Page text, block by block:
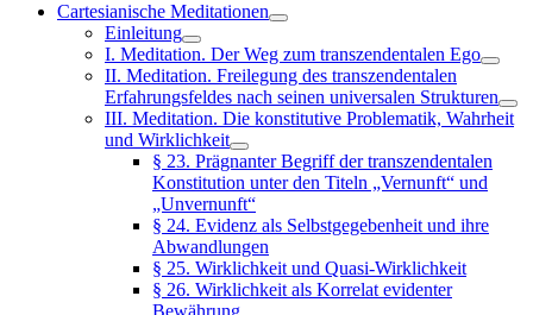
Cartesianische Meditationen
Einleitung
I. Meditation. Der Weg zum transzendentalen Ego
II. Meditation. Freilegung des transzendentalen
Erfahrungsfeldes nach seinen universalen Strukturen
III. Meditation. Die konstitutive Problematik, Wahrheit
und Wirklichkeit
§ 23. Prägnanter Begriff der transzendentalen
Konstitution unter den Titeln „Vernunft“ und
„Unvernunft“
§ 24. Evidenz als Selbstgegebenheit und ihre
Abwandlungen
§ 25. Wirklichkeit und Quasi-Wirklichkeit
§ 26. Wirklichkeit als Korrelat evidenter
Bewährung